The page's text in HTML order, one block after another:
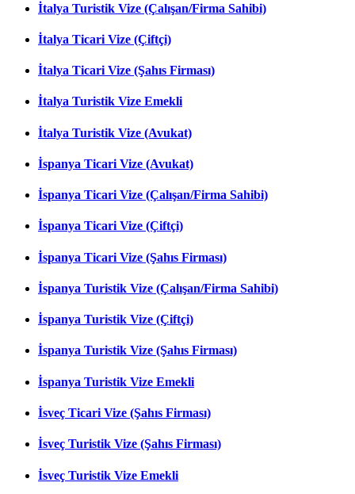
İtalya Turistik Vize (Çalışan/Firma Sahibi)
İtalya Ticari Vize (Çiftçi)
İtalya Ticari Vize (Şahıs Firması)
İtalya Turistik Vize Emekli
İtalya Turistik Vize (Avukat)
İspanya Ticari Vize (Avukat)
İspanya Ticari Vize (Çalışan/Firma Sahibi)
İspanya Ticari Vize (Çiftçi)
İspanya Ticari Vize (Şahıs Firması)
İspanya Turistik Vize (Çalışan/Firma Sahibi)
İspanya Turistik Vize (Çiftçi)
İspanya Turistik Vize (Şahıs Firması)
İspanya Turistik Vize Emekli
İsveç Ticari Vize (Şahıs Firması)
İsveç Turistik Vize (Şahıs Firması)
İsveç Turistik Vize Emekli